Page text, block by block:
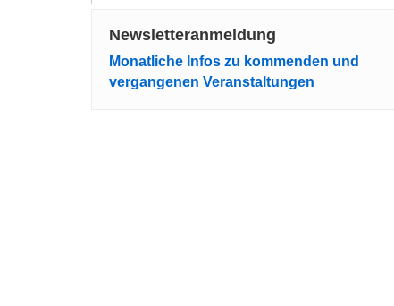
Newsletteranmeldung
Monatliche Infos zu kommenden und
vergangenen Veranstaltungen